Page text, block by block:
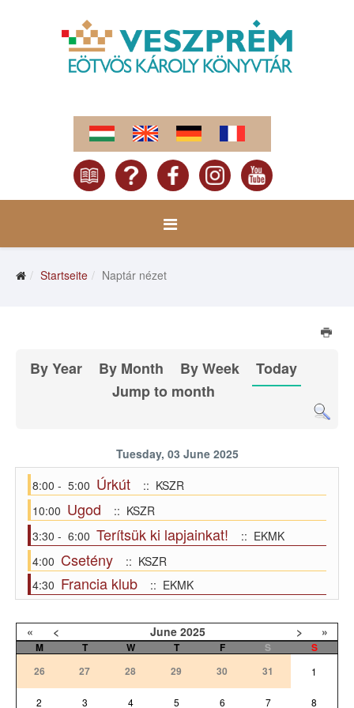
Startseite Naptár nézet
By Year By Month By Week
Today
Jump to month
Tuesday, 03 June 2025
8:00 - 5:00 Úrkút
:: KSZR
10:00 Ugod
:: KSZR
3:30 - 6:00 Terítsük ki lapjainkat!
:: EKMK
4:00 Csetény
:: KSZR
4:30 Francia klub :: EKMK
« < June 2025 > »
M T W T F S
S
26
27 28 29 30 31 1
2 3 4 5 6 7 8